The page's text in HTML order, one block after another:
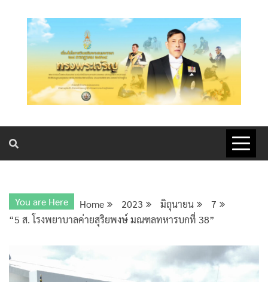
You are Here Home 2023 มิถุนายน
7
“5 ส. โรงพยาบาลค่ายสุริยพงษ์ มณฑลทหารบกที่ 38”